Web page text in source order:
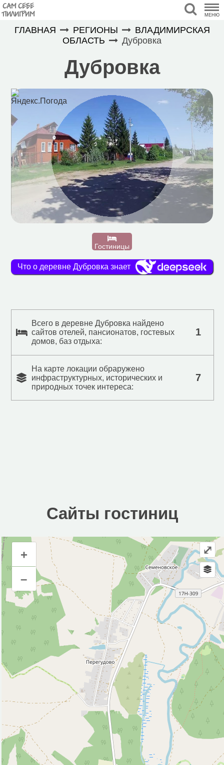
САМ СЕБЕ
ПИЛИГРИМ МЕНЮ
ГЛАВНАЯ РЕГИОНЫ
ВЛАДИМИРСКАЯ
ОБЛАСТЬ
Дубровка
Дубровка
Гостиницы
Что о деревне Дубровка знает
Всего в деревне Дубровка найдено
сайтов отелей, пансионатов, гостевых
домов, баз отдыха:
1
На карте локации обраружено
инфраструктурных, исторических и
природных точек интереса:
7
Сайты гостиниц
Сайты гостиниц
Инфраструктура
Автопарковка (2)
Водонапорная башня (1)
Магазин (1)
Место для рыбалки (1)
Мотель (1)
Обслуживаемый пляж (1)
Исторические объекты
Природные объекты
+
–
⤢